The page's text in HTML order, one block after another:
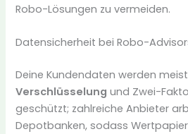
Robo-Lösungen zu vermeiden.
Datensicherheit bei Robo-
Deine Kundendaten werden
Verschlüsselung und Zwei-
geschützt; zahlreiche Anbieter
Depotbanken, sodass